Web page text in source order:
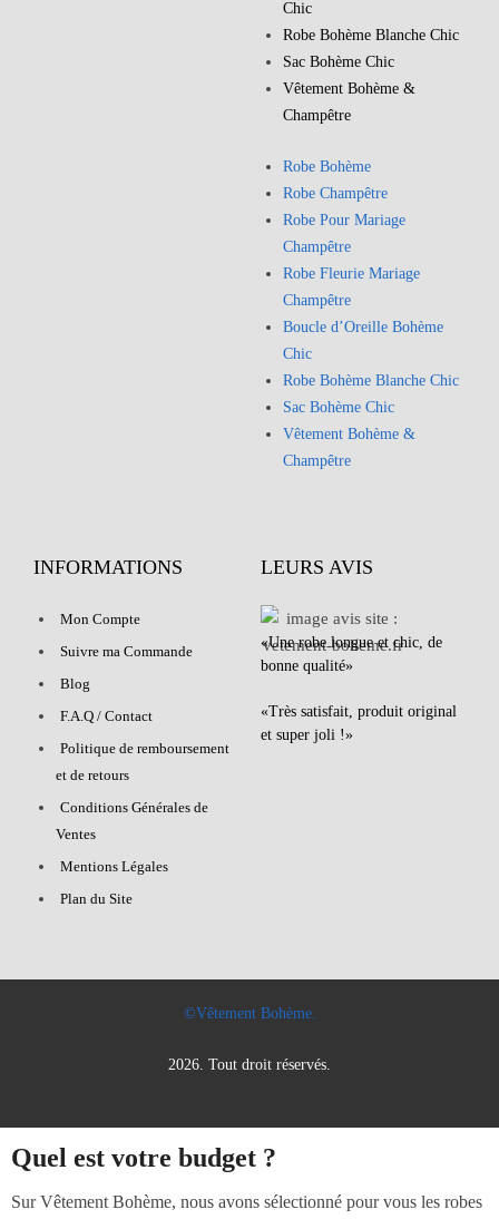
Chic
Robe Bohème Blanche Chic
Sac Bohème Chic
Vêtement Bohème &
Champêtre
Robe Bohème
Robe Champêtre
Robe Pour Mariage
Champêtre
Robe Fleurie Mariage
Champêtre
Boucle d’Oreille Bohème
Chic
Robe Bohème Blanche Chic
Sac Bohème Chic
Vêtement Bohème &
Champêtre
INFORMATIONS
Mon Compte
Suivre ma Commande
Blog
F.A.Q / Contact
Politique de remboursement
et de retours
Conditions Générales de
Ventes
Mentions Légales
Plan du Site
LEURS AVIS
«Une robe longue et chic, de
bonne qualité»
«Très satisfait, produit original
et super joli !»
©Vêtement Bohème.
2026. Tout droit réservés.
Quel est votre budget ?
Sur Vêtement Bohème, nous avons sélectionné pour vous les robes